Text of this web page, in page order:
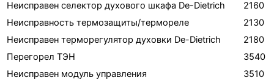
Неисправен селектор духового шкафа De-Dietrich
2160
Неисправность термозащиты/термореле
2130
Неисправен терморегулятор духовки De-Dietrich
2180
Перегорел ТЭН
3540
Неисправен модуль управления
3510